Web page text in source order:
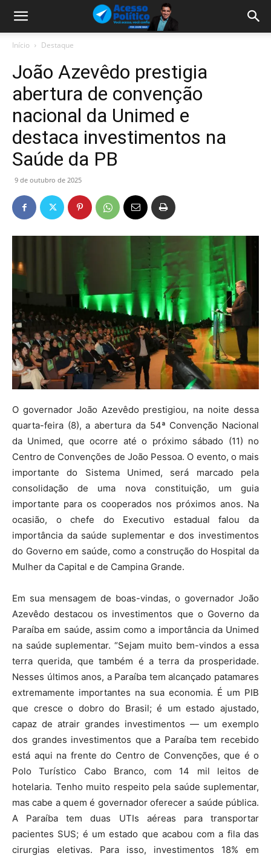
Início Destaque
João Azevêdo prestigia
abertura de convenção
nacional da Unimed e
destaca investimentos na
Saúde da PB
9 de outubro de 2025
O governador João Azevêdo prestigiou, na noite dessa
quarta-feira (8), a abertura da 54ª Convenção Nacional
da Unimed, que ocorre até o próximo sábado (11) no
Centro de Convenções de João Pessoa. O evento, o mais
importante do Sistema Unimed, será marcado pela
consolidação de uma nova constituição, um guia
importante para os cooperados nos próximos anos. Na
ocasião, o chefe do Executivo estadual falou da
importância da saúde suplementar e dos investimentos
do Governo em saúde, como a construção do Hospital da
Mulher da Capital e de Campina Grande.
Em sua mensagem de boas-vindas, o governador João
Azevêdo destacou os investimentos que o Governo da
Paraíba em saúde, assim como a importância da Unimed
na saúde suplementar. “Sejam muito bem-vindos a essa
terra querida, que também é a terra da prosperidade.
Nesses últimos anos, a Paraíba tem alcançado patamares
extremamente importantes na sua economia. É um PIB
que cresce o dobro do Brasil; é um estado ajustado,
capaz de atrair grandes investimentos — um exemplo
dos grandes investimentos que a Paraíba tem recebido
está aqui na frente do Centro de Convenções, que é o
Polo Turístico Cabo Branco, com 14 mil leitos de
hotelaria. Tenho muito respeito pela saúde suplementar,
mas cabe a quem é governador oferecer a saúde pública.
A Paraíba tem duas UTIs aéreas para transportar
pacientes SUS; é um estado que acabou com a fila das
cirurgias eletivas. Para isso, investimentos 18% em